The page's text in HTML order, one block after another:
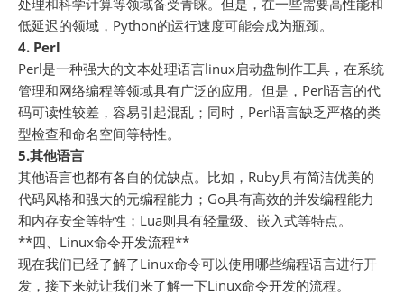
处理和科学计算等领域备受青睐。但是，在一些需要高性能和
低延迟的领域，Python的运行速度可能会成为瓶颈。
4. Perl
Perl是一种强大的文本处理语言linux启动盘制作工具，在系统
管理和网络编程等领域具有广泛的应用。但是，Perl语言的代
码可读性较差，容易引起混乱；同时，Perl语言缺乏严格的类
型检查和命名空间等特性。
5.其他语言
其他语言也都有各自的优缺点。比如，Ruby具有简洁优美的
代码风格和强大的元编程能力；Go具有高效的并发编程能力
和内存安全等特性；Lua则具有轻量级、嵌入式等特点。
**四、Linux命令开发流程**
现在我们已经了解了Linux命令可以使用哪些编程语言进行开
发，接下来就让我们来了解一下Linux命令开发的流程。